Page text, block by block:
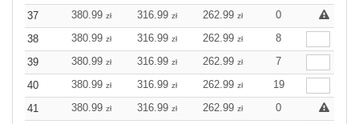
37
380.99 zł 316.99 zł 262.99 zł
0
38
380.99 zł 316.99 zł 262.99 zł
8
39
380.99 zł 316.99 zł 262.99 zł
7
40
380.99 zł 316.99 zł 262.99 zł
19
41
380.99 zł 316.99 zł 262.99 zł
0